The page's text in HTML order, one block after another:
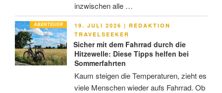
inzwischen alle …
ABENTEUER
VERÖFFENTLICHT
AM
19. JULI 2026 | REDAKTION
TRAVELSEEKER
Sicher mit dem Fahrrad durch die
Hitzewelle: Diese Tipps helfen bei
Sommerfahrten
Kaum steigen die Temperaturen, zieht es
viele Menschen wieder aufs Fahrrad. Ob